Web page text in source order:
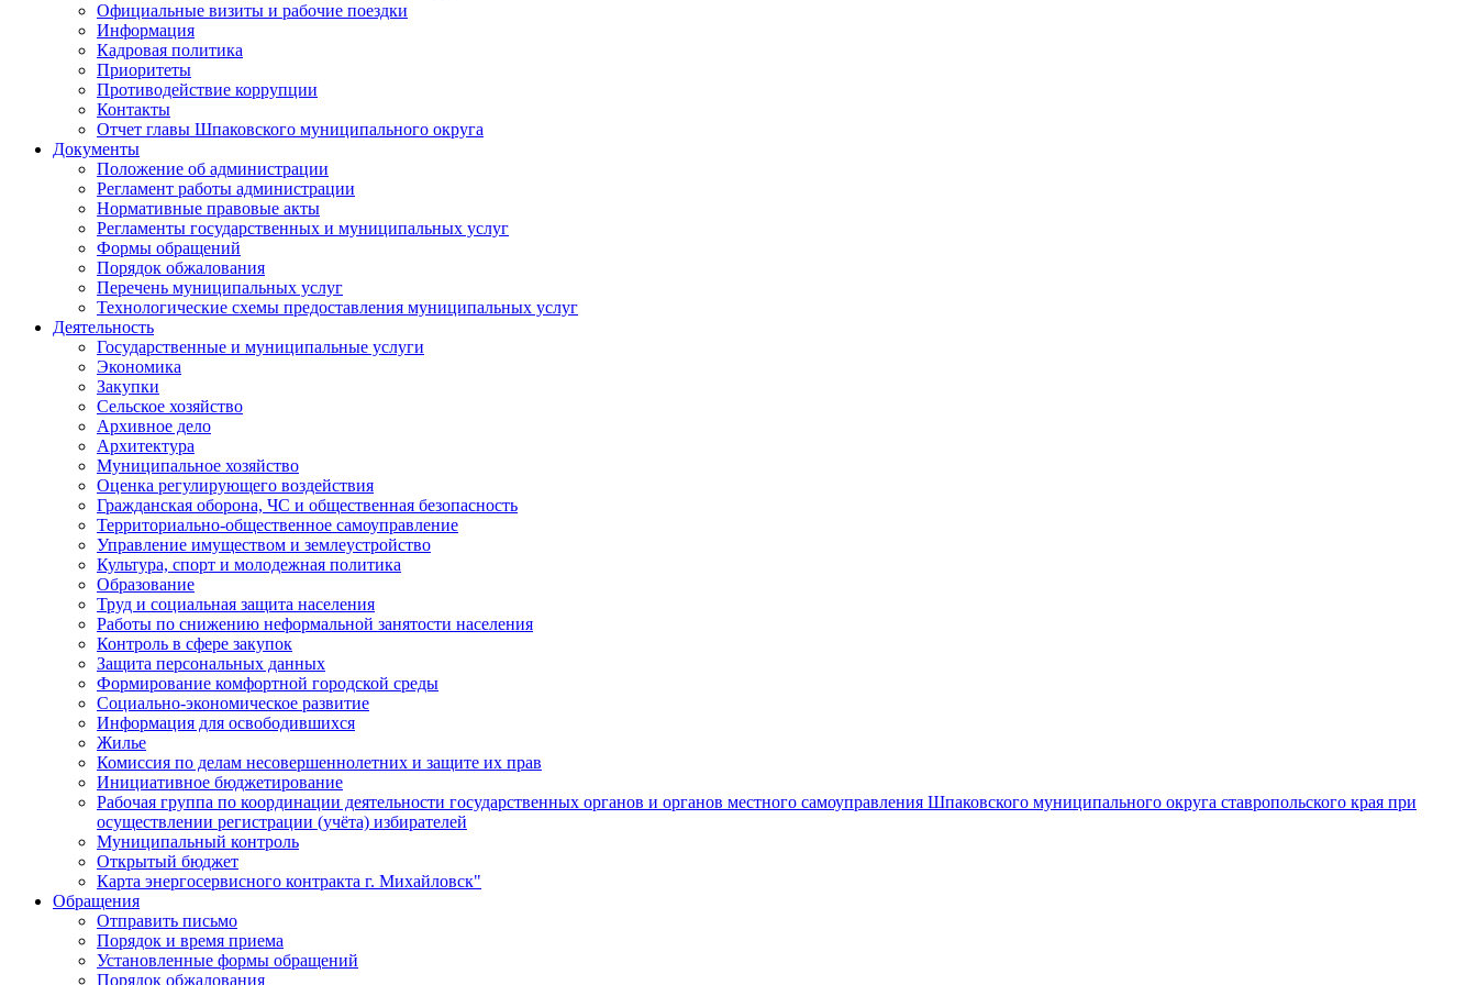
Официальные визиты и рабочие поездки
Информация
Кадровая политика
Приоритеты
Противодействие коррупции
Контакты
Отчет главы Шпаковского муниципального округа
Документы
Положение об администрации
Регламент работы администрации
Нормативные правовые акты
Регламенты государственных и муниципальных услуг
Формы обращений
Порядок обжалования
Перечень муниципальных услуг
Технологические схемы предоставления муниципальных услуг
Деятельность
Государственные и муниципальные услуги
Экономика
Закупки
Сельское хозяйство
Архивное дело
Архитектура
Муниципальное хозяйство
Оценка регулирующего воздействия
Гражданская оборона, ЧС и общественная безопасность
Территориально-общественное самоуправление
Управление имуществом и землеустройство
Культура, спорт и молодежная политика
Образование
Труд и социальная защита населения
Работы по снижению неформальной занятости населения
Контроль в сфере закупок
Защита персональных данных
Формирование комфортной городской среды
Социально-экономическое развитие
Информация для освободившихся
Жилье
Комиссия по делам несовершеннолетних и защите их прав
Инициативное бюджетирование
Рабочая группа по координации деятельности государственных органов и органов местного самоуправления Шпаковского муниципального округа ставропольского края при
осуществлении регистрации (учёта) избирателей
Муниципальный контроль
Открытый бюджет
Карта энергосервисного контракта г. Михайловск"
Обращения
Отправить письмо
Порядок и время приема
Установленные формы обращений
Порядок обжалования